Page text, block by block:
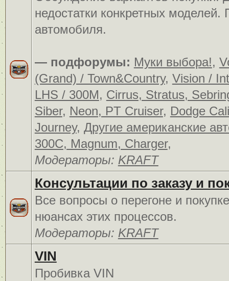
недостатки конкретных
автомобиля.
— подфорумы: Муки выбора!,
(Grand) / Town&Country, Vision /
LHS / 300M, Cirrus, Stratus,
Siber, Neon, PT Cruiser, Dodge
Journey, Другие американские
300C, Magnum, Charger,
Модераторы: KRAFT
Консультации по заказу и
Все вопросы о перегоне и
нюансах этих процессов.
Модераторы: KRAFT
VIN
Пробивка VIN